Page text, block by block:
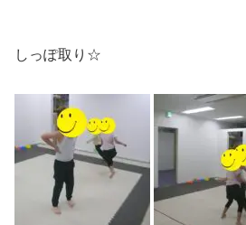
しっぽ取り☆